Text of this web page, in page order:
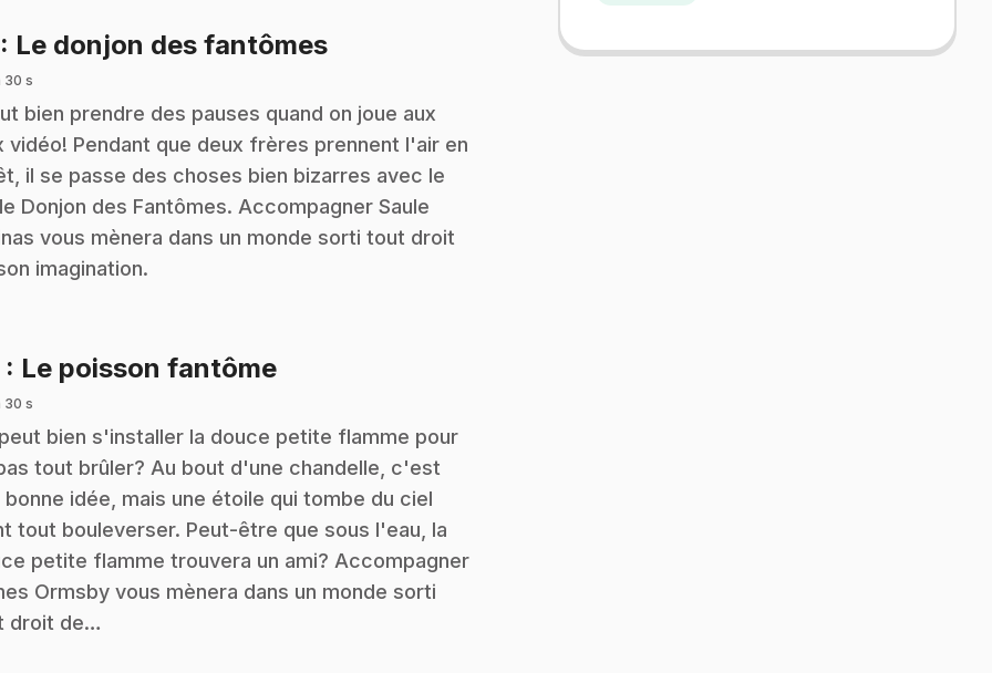
: Le donjon des fantômes.
30 s
bien prendre des pauses quand on joue aux
vidéo! Pendant que deux frères prennent l'air en
il se passe des choses bien bizarres avec le
Donjon des Fantômes. Accompagner Saule
vous mènera dans un monde sorti tout droit
imagination.
: Le poisson fantôme.
30 s
bien s'installer la douce petite flamme pour
tout brûler? Au bout d'une chandelle, c'est
bonne idée, mais une étoile qui tombe du ciel
tout bouleverser. Peut-être que sous l'eau, la
petite flamme trouvera un ami? Accompagner
Ormsby vous mènera dans un monde sorti
droit de…